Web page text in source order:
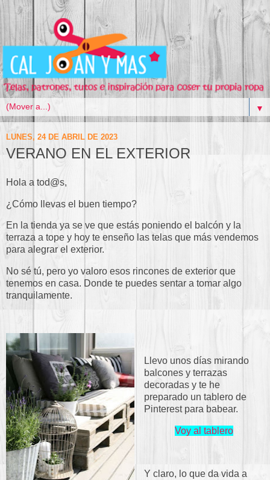
▼
LUNES, 24 DE ABRIL DE 2023
VERANO EN EL EXTERIOR
Hola a tod@s,
¿Cómo llevas el buen tiempo?
En la tienda ya se ve que estás poniendo el balcón y la
terraza a tope y hoy te enseño las telas que más vendemos
para alegrar el exterior.
No sé tú, pero yo valoro esos rincones de exterior que
tenemos en casa. Donde te puedes sentar a tomar algo
tranquilamente.
Llevo unos días mirando
balcones y terrazas
decoradas y te he
preparado un tablero de
Pinterest para babear.
Voy al tablero
Y claro, lo que da vida a